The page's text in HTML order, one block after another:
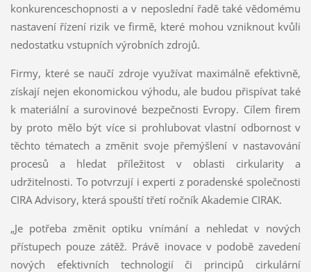
konkurenceschopnosti a v neposlední řadě také vědomému
nastavení řízení rizik ve firmě, které mohou vzniknout kvůli
nedostatku vstupních výrobních zdrojů.
Firmy, které se naučí zdroje využívat maximálně efektivně,
získají nejen ekonomickou výhodu, ale budou přispívat také
k materiální a surovinové bezpečnosti Evropy. Cílem firem
by proto mělo být více si prohlubovat vlastní odbornost v
těchto tématech a změnit svoje přemýšlení v nastavování
procesů a hledat příležitost v oblasti cirkularity a
udržitelnosti. To potvrzují i experti z poradenské společnosti
CIRA Advisory, která spouští třetí ročník Akademie CIRAK.
„Je potřeba změnit optiku vnímání a nehledat v nových
přístupech pouze zátěž. Právě inovace v podobě zavedení
nových efektivních technologií či principů cirkulární